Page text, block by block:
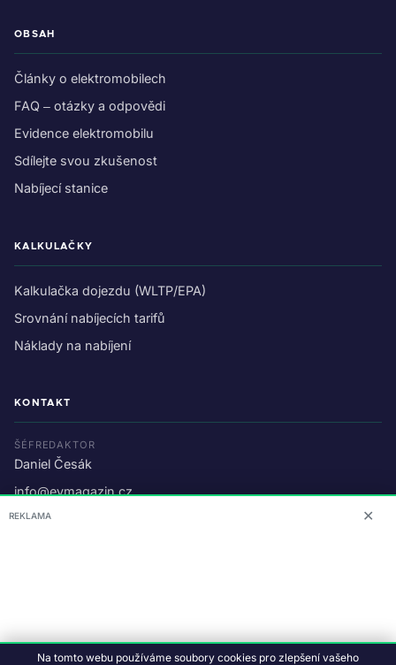
OBSAH
Články o elektromobilech
FAQ – otázky a odpovědi
Evidence elektromobilu
Sdílejte svou zkušenost
Nabíjecí stanice
KALKULAČKY
Kalkulačka dojezdu (WLTP/EPA)
Srovnání nabíjecích tarifů
Náklady na nabíjení
KONTAKT
ŠÉFREDAKTOR
Daniel Česák
info@evmagazin.cz
O nás
© 2026 EV Magazin.Podmínky a ochrana dat.
REKLAMA ✕
Na tomto webu používáme soubory cookies pro zlepšení vašeho